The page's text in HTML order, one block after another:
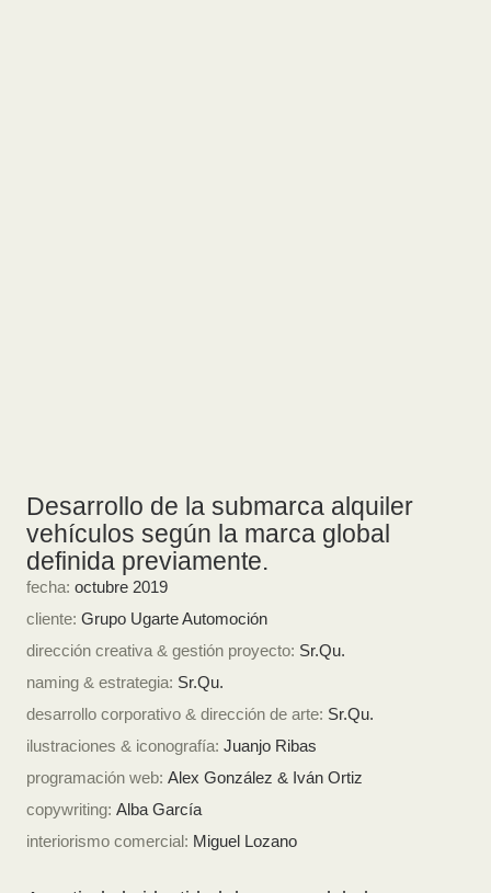
Desarrollo de la submarca alquiler
vehículos según la marca global
definida previamente.
fecha: octubre 2019
cliente: Grupo Ugarte Automoción
dirección creativa & gestión proyecto: Sr.Qu.
naming & estrategia: Sr.Qu.
desarrollo corporativo & dirección de arte: Sr.Qu.
ilustraciones & iconografía: Juanjo Ribas
programación web: Alex González & Iván Ortiz
copywriting: Alba García
interiorismo comercial: Miguel Lozano